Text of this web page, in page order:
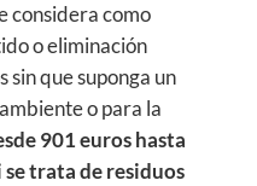
considera como
o eliminación
que suponga un
o para la
901 euros hasta
se trata de residuos